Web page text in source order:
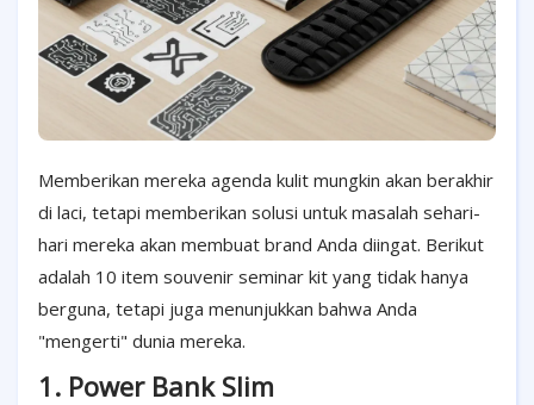
Memberikan mereka agenda kulit mungkin akan berakhir
di laci, tetapi memberikan solusi untuk masalah sehari-
hari mereka akan membuat brand Anda diingat. Berikut
adalah 10 item souvenir seminar kit yang tidak hanya
berguna, tetapi juga menunjukkan bahwa Anda
"mengerti" dunia mereka.
1. Power Bank Slim